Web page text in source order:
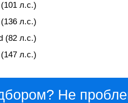
л.с.)
л.с.)
(82 л.с.)
л.с.)
Не